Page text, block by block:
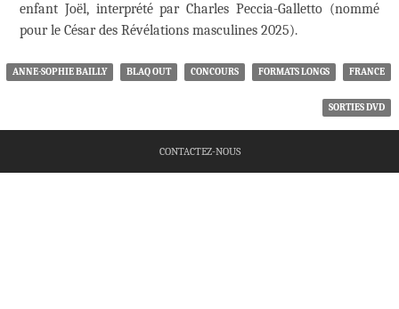
enfant Joël, interprété par Charles Peccia-Galletto (nommé
pour le César des Révélations masculines 2025).
ANNE-SOPHIE BAILLY BLAQ OUT CONCOURS FORMATS LONGS FRANCE
SORTIES DVD
CONTACTEZ-NOUS